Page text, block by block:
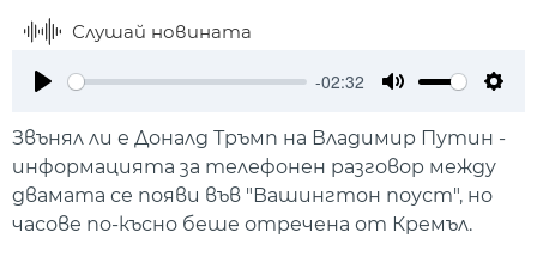
Слушай новината
-02:32
Звънял ли е Доналд Тръмп на Владимир Путин -
информацията за телефонен разговор между
двамата се появи във "Вашингтон поуст", но
часове по-късно беше отречена от Кремъл.